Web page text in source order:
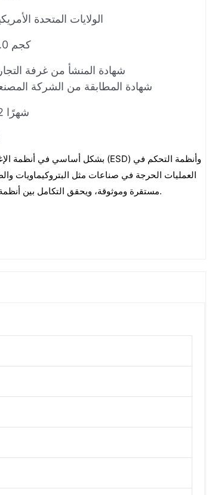
الولايات المتحدة
2.0 كجم
شهادة المنشأ من غرفة
شهادة المطابقة من الشركة
12 شهرًا
العمليات الحرجة في صناعات مثل البتروكيماويات
Modbus TCP/IP مستقرة وموثوقة، ويحقق التكامل بين أنظمة السلامة وشبكات التحكم العليا.